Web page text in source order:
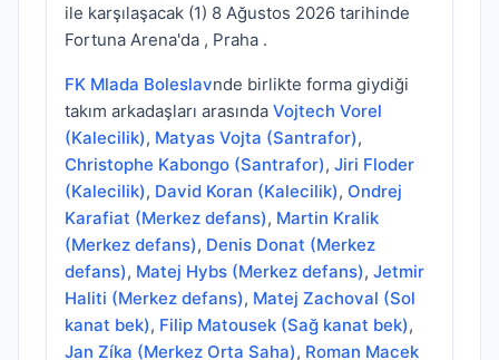
ile karşılaşacak (1) 8 Ağustos 2026 tarihinde
Fortuna Arena'da , Praha .
FK Mlada Boleslavnde birlikte forma giydiği
takım arkadaşları arasında Vojtech Vorel
(Kalecilik), Matyas Vojta (Santrafor),
Christophe Kabongo (Santrafor), Jiri Floder
(Kalecilik), David Koran (Kalecilik), Ondrej
Karafiat (Merkez defans), Martin Kralik
(Merkez defans), Denis Donat (Merkez
defans), Matej Hybs (Merkez defans), Jetmir
Haliti (Merkez defans), Matej Zachoval (Sol
kanat bek), Filip Matousek (Sağ kanat bek),
Jan Zíka (Merkez Orta Saha), Roman Macek